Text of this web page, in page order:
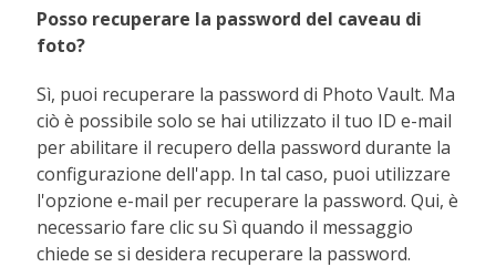
Posso recuperare la password del caveau di
foto?
Sì, puoi recuperare la password di Photo Vault. Ma
ciò è possibile solo se hai utilizzato il tuo ID e-mail
per abilitare il recupero della password durante la
configurazione dell'app. In tal caso, puoi utilizzare
l'opzione e-mail per recuperare la password. Qui, è
necessario fare clic su Sì quando il messaggio
chiede se si desidera recuperare la password.